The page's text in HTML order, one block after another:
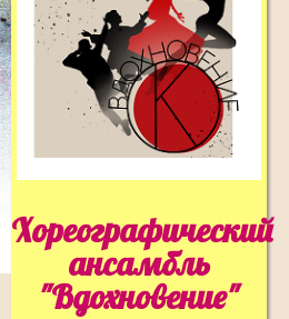
Хореографический
ансамбль
"Вдохновение"